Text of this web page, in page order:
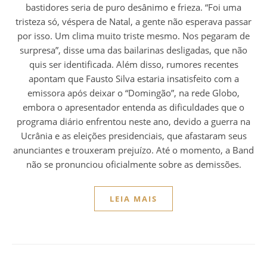
bastidores seria de puro desânimo e frieza. “Foi uma
tristeza só, véspera de Natal, a gente não esperava passar
por isso. Um clima muito triste mesmo. Nos pegaram de
surpresa”, disse uma das bailarinas desligadas, que não
quis ser identificada. Além disso, rumores recentes
apontam que Fausto Silva estaria insatisfeito com a
emissora após deixar o “Domingão”, na rede Globo,
embora o apresentador entenda as dificuldades que o
programa diário enfrentou neste ano, devido a guerra na
Ucrânia e as eleições presidenciais, que afastaram seus
anunciantes e trouxeram prejuízo. Até o momento, a Band
não se pronunciou oficialmente sobre as demissões.
LEIA MAIS